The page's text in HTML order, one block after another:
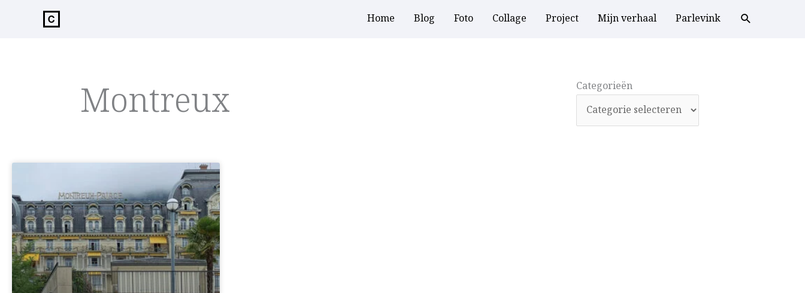
Home Blog Foto Collage Project Mijn verhaal Parlevink
Montreux Categorieën
Categorieën